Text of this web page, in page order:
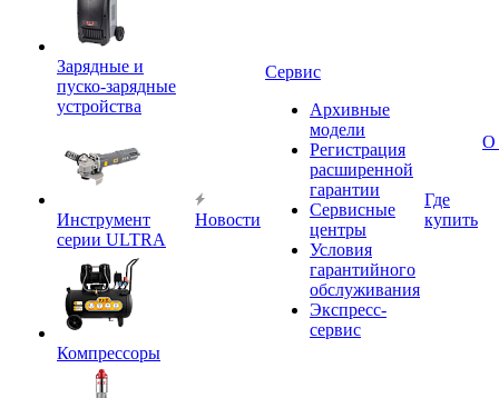
Зарядные и
пуско-зарядные
устройства
Инструмент
серии ULTRA
Компрессоры
Новости
Сервис
Архивные
модели
Регистрация
расширенной
гарантии
Сервисные
центры
Условия
гарантийного
обслуживания
Экспресс-
сервис
Где
купить
О